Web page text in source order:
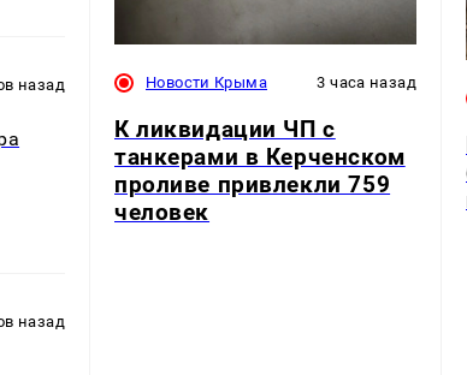
назад
назад
Новости Крыма 3 часа назад
К ликвидации ЧП с
танкерами в Керченском
проливе привлекли 759
человек